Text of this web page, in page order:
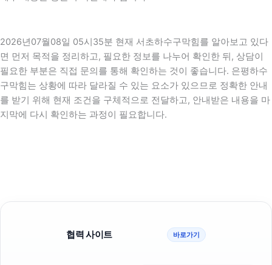
2026년07월08일 05시35분 현재 서초하수구막힘를 알아보고 있다
면 먼저 목적을 정리하고, 필요한 정보를 나누어 확인한 뒤, 상담이
필요한 부분은 직접 문의를 통해 확인하는 것이 좋습니다. 은평하수
구막힘는 상황에 따라 달라질 수 있는 요소가 있으므로 정확한 안내
를 받기 위해 현재 조건을 구체적으로 전달하고, 안내받은 내용을 마
지막에 다시 확인하는 과정이 필요합니다.
협력 사이트 바로가기